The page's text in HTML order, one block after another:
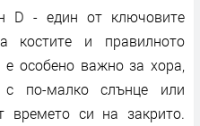
D - един от ключовите
костите и правилното
особено важно за хора,
по-малко слънце или
времето си на закрито.